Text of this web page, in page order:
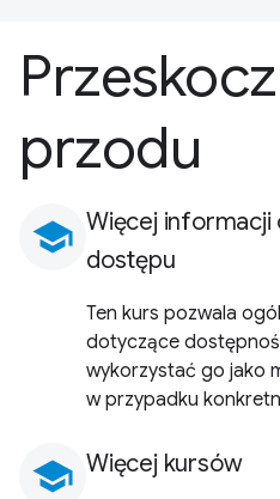
przodu
school Więcej informacji
dostępu
Ten kurs pozwala
dotyczące
wykorzystać go jako
w przypadku
school Więcej kursów